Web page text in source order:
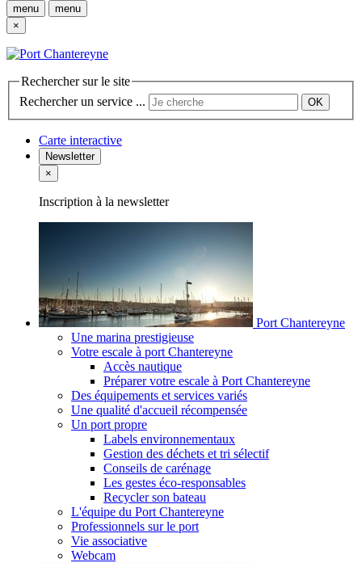
menu
menu
×
Rechercher sur le site
Rechercher un service ...
Carte interactive
Newsletter
×
Inscription à la newsletter
Port Chantereyne
Une marina prestigieuse
Votre escale à port Chantereyne
Accès nautique
Préparer votre escale à Port Chantereyne
Des équipements et services variés
Une qualité d'accueil récompensée
Un port propre
Labels environnementaux
Gestion des déchets et tri sélectif
Conseils de carénage
Les gestes éco-responsables
Recycler son bateau
L'équipe du Port Chantereyne
Professionnels sur le port
Vie associative
Webcam